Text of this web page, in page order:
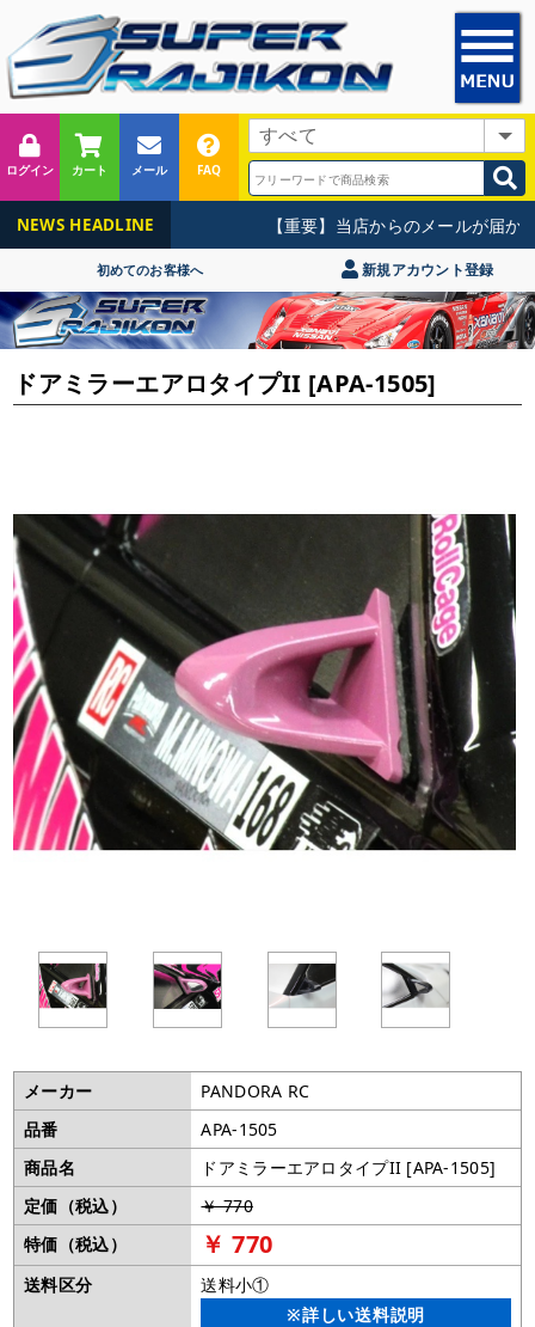
ログイン カート メール FAQ
NEWS HEADLINE 【重要】当店からのメールが届か
初めてのお客様へ 新規アカウント登録
ドアミラーエアロタイプII [APA-1505]
メーカー
PANDORA RC
品番
APA-1505
商品名
ドアミラーエアロタイプII [APA-1505]
定価（税込）
￥ 770
特価（税込）
￥ 770
送料区分
送料小①
※詳しい送料説明